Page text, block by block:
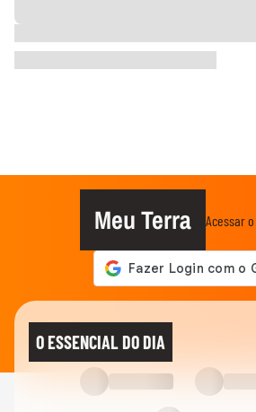
Meu Terra Acessar
O ESSENCIAL DO DIA